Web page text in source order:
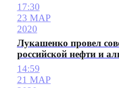
17:30
23 МАР
2020
Лукашенко провел
российской нефти и
14:59
21 МАР